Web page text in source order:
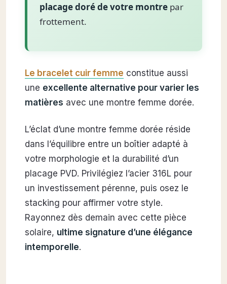
placage doré de votre montrepar
frottement.
Le bracelet cuir femme constitue aussi
une excellente alternative pour varier les
matières avec une montre femme dorée.
L’éclat d’une montre femme dorée réside
dans l’équilibre entre un boîtier adapté à
votre morphologie et la durabilité d’un
placage PVD. Privilégiez l’acier 316L pour
un investissement pérenne, puis osez le
stacking pour affirmer votre style.
Rayonnez dès demain avec cette pièce
solaire, ultime signature d’une élégance
intemporelle.